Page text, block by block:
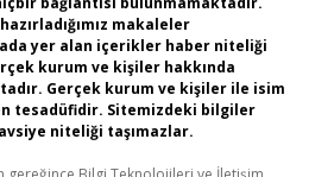
makaleler
yer alan içerikler haber niteliği
kurum ve kişiler hakkında
Gerçek kurum ve kişiler ile isim
tesadüfidir. Sitemizdeki bilgiler
niteliği taşımazlar.